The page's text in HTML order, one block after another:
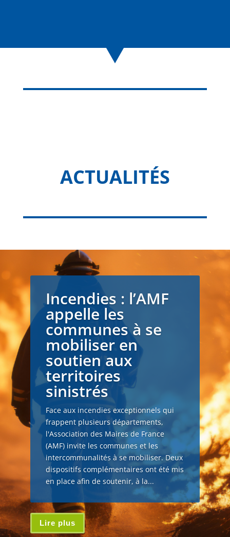
ACTUALITÉS
Incendies : l’AMF
appelle les
communes à se
mobiliser en
soutien aux
territoires
sinistrés
Face aux incendies exceptionnels qui
frappent plusieurs départements,
l'Association des Maires de France
(AMF) invite les communes et les
intercommunalités à se mobiliser. Deux
dispositifs complémentaires ont été mis
en place afin de soutenir, à la...
Lire plus